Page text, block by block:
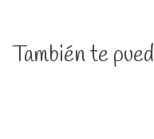
También te